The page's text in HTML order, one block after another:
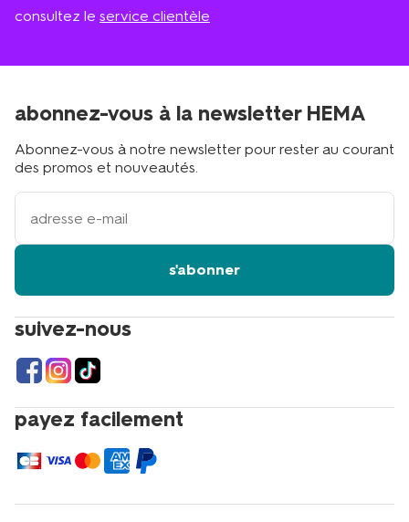
consultez le service clientèle
suivez-nous
payez facilement
abonnez-vous à la newsletter HEMA
Abonnez-vous à notre newsletter pour rester au courant
des promos et nouveautés.
votre
adresse
s'abonner